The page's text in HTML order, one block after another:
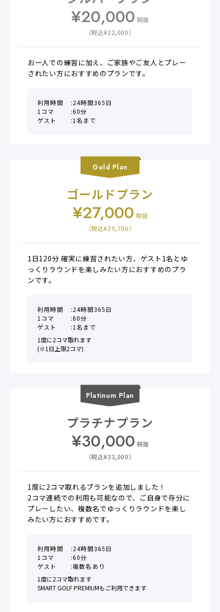
¥20,000 税抜
（税込¥22,000）
お一人での練習に加え、ご家族やご友人とプレー
されたい方におすすめのプランです。
利用時間
24時間365日
1コマ
60分
ゲスト
1名まで
Gold Plan
ゴールドプラン
¥27,000 税抜
（税込¥29,700）
1日120分 確実に練習されたい方、ゲスト1名とゆ
っくりラウンドを楽しみたい方におすすめのプラ
ンです。
利用時間
24時間365日
1コマ
60分
ゲスト
1名まで
1度に2コマ取れます
(※1日上限2コマ)
Platinum Plan
プラチナプラン
¥30,000 税抜
（税込¥33,000）
1度に2コマ取れるプランを追加しました！
2コマ連続での利用も可能なので、ご自身で存分に
プレーしたい、複数名でゆっくりラウンドを楽し
みたい方におすすめです。
利用時間
24時間365日
1コマ
60分
ゲスト
複数名あり
1度に2コマ取れます
SMART GOLF PREMIUMもご利用できます